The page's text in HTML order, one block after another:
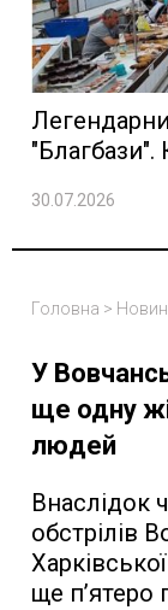
"Благбази".
30.07.2026
Головна >
У
ще одну
людей
Внаслідок
обстрілів
ще п’ятеро